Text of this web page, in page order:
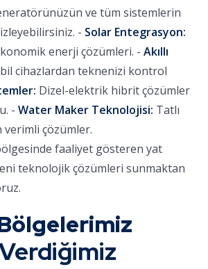
ve tüm sistemlerin
- Solar Entegrasyon:
enerji çözümleri. - Akıllı
cihazlardan teknenizi kontrol
Dizel-elektrik hibrit çözümler
- Water Maker Teknolojisi: Tatlı
çözümler.
faaliyet gösteren yat
teknolojik çözümleri sunmaktan